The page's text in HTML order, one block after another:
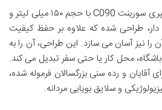
از نظر مشخصات ظاهری، اسپری سورینت C090 با حجم ۱۵۰ میلی لیتر و
طراحی شده که علاوه بر حفظ کیفیت
نیز آسان می سازد. این طراحی، آن را به
محل کار یا حتی سفر تبدیل می کند.
و رده سنی بزرگسالان فرموله شده،
و سلایق بویایی مردانه.